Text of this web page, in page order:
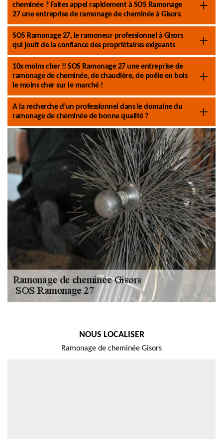
cheminée ? Faites appel rapidement à SOS Ramonage
27 une entreprise de ramonage de cheminée à Gisors
SOS Ramonage 27, le ramoneur professionnel à Gisors
qui jouit de la confiance des propriétaires exigeants
10x moins cher !! SOS Ramonage 27 une entreprise de
ramonage de cheminée, de chaudière, de poêle en bois
le moins cher sur le marché !
A la recherche d’un professionnel dans le domaine du
ramonage de cheminée de bonne qualité ?
NOUS LOCALISER
Ramonage de cheminée Gisors